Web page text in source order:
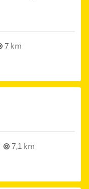
7 km
7,1 km